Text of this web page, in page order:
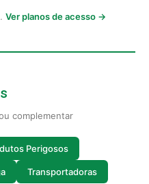
Ver planos de acesso →
complementar
Perigosos
Transportadoras